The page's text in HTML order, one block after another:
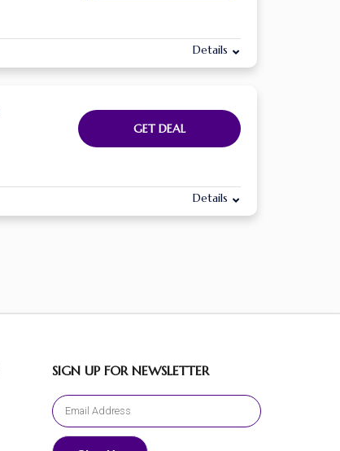
Details
GET DEAL
Details
SIGN UP FOR NEWSLETTER